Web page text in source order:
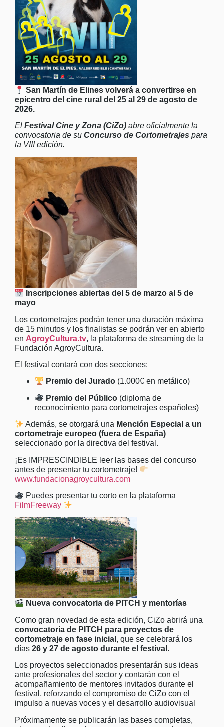
San Martín de Elines volverá a convertirse en
epicentro del cine rural del 25 al 29 de agosto de
2026.
El Festival Cine y Zona (CiZo) abre oficialmente la
convocatoria de su Concurso de Cortometrajes para
la VIII edición.
Inscripciones abiertas del 5 de marzo al 5 de
mayo
Los cortometrajes podrán tener una duración máxima
de 15 minutos y los finalistas se podrán ver en abierto
en AgroyCultura.tv, la plataforma de streaming de la
Fundación AgroyCultura.
El festival contará con dos secciones:
Premio del Jurado (1.000€ en metálico)
Premio del Público (diploma de
reconocimiento para cortometrajes españoles)
Además, se otorgará una Mención Especial a un
cortometraje europeo (fuera de España)
seleccionado por la directiva del festival.
¡Es IMPRESCINDIBLE leer las bases del concurso
antes de presentar tu cortometraje!
www.fundacionagroycultura.com
Puedes presentar tu corto en la plataforma
FilmFreeway
Nueva convocatoria de PITCH y mentorías
Como gran novedad de esta edición, CiZo abrirá una
convocatoria de PITCH para proyectos de
cortometraje en fase inicial , que se celebrará los
días 26 y 27 de agosto durante el festival .
Los proyectos seleccionados presentarán sus ideas
ante profesionales del sector y contarán con el
acompañamiento de mentores invitados durante el
festival, reforzando el compromiso de CiZo con el
impulso a nuevas voces y el desarrollo audiovisual
Próximamente se publicarán las bases completas,